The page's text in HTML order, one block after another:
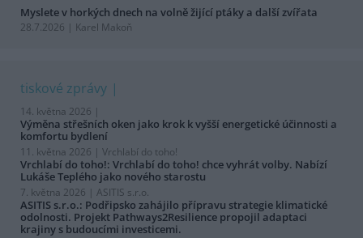
Myslete v horkých dnech na volně žijící ptáky a další zvířata
28.7.2026 | Karel Makoň
tiskové zprávy
14. května 2026 |
Výměna střešních oken jako krok k vyšší energetické účinnosti a
komfortu bydlení
11. května 2026 | Vrchlabí do toho!
Vrchlabí do toho!: Vrchlabí do toho! chce vyhrát volby. Nabízí
Lukáše Teplého jako nového starostu
7. května 2026 | ASITIS s.r.o.
ASITIS s.r.o.: Podřipsko zahájilo přípravu strategie klimatické
odolnosti. Projekt Pathways2Resilience propojil adaptaci
krajiny s budoucími investicemi.